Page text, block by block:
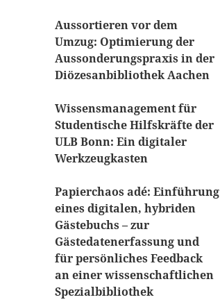
Aussortieren vor dem
Umzug: Optimierung der
Aussonderungspraxis in der
Diözesanbibliothek Aachen
Wissensmanagement für
Studentische Hilfskräfte der
ULB Bonn: Ein digitaler
Werkzeugkasten
Papierchaos adé: Einführung
eines digitalen, hybriden
Gästebuchs – zur
Gästedatenerfassung und
für persönliches Feedback
an einer wissenschaftlichen
Spezialbibliothek